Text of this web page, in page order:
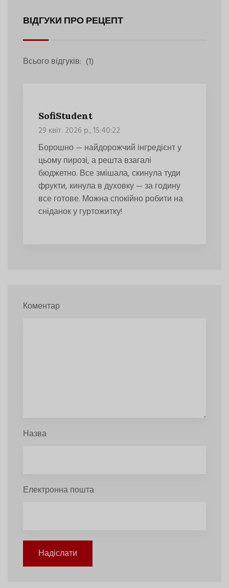
ВІДГУКИ ПРО РЕЦЕПТ
Всього відгуків: (1)
SofiStudent
29 квіт. 2026 р., 15:40:22
Борошно — найдорожчий інгредієнт у
цьому пирозі, а решта взагалі
бюджетно. Все змішала, скинула туди
фрукти, кинула в духовку — за годину
все готове. Можна спокійно робити на
сніданок у гуртожитку!
Коментар
Назва
Електронна пошта
Надіслати